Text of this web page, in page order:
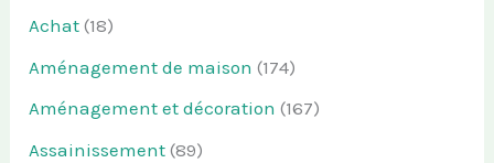
Achat (18)
Aménagement de maison (174)
Aménagement et décoration (167)
Assainissement (89)